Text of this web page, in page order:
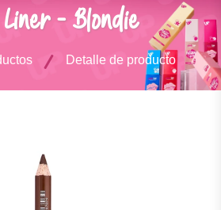
- Blondie
Detalle de producto